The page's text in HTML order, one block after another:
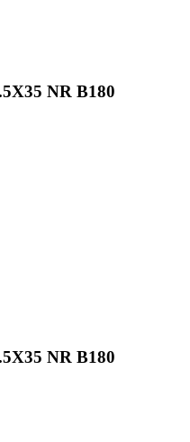
NR B180
NR B180